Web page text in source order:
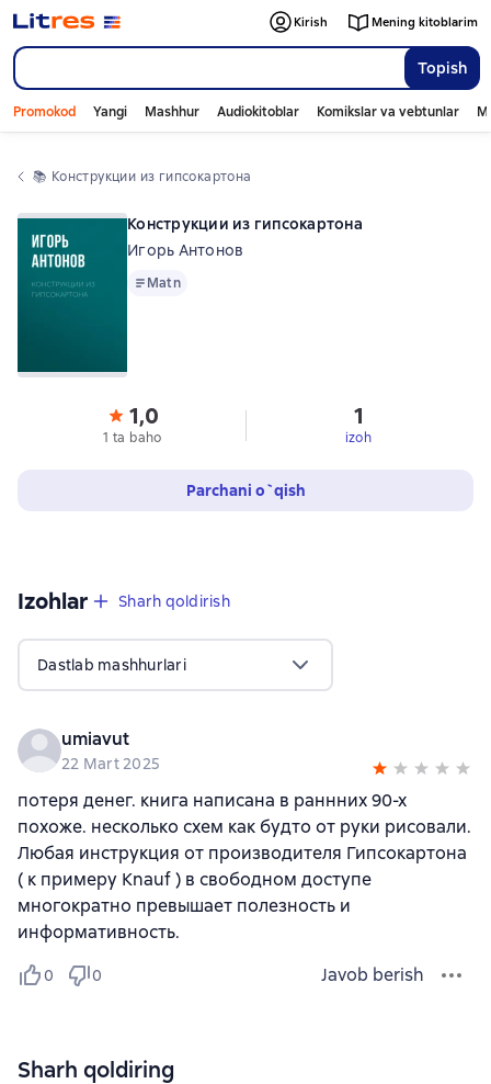
Topish
Kirish Mening kitoblarim
Promokod Yangi Mashhur Audiokitoblar Komikslar va vebtunlar
📚 Конструкции из гипсокартона
Izohlar 1 sharh
Sharh qoldirish
Dastlab mashhurlari
umiavut
22 Mart 2025
потеря денег. книга написана в раннних 90-х
похоже. несколько схем как будто от руки рисовали.
Любая инструкция от производителя Гипсокартона
( к примеру Knauf ) в свободном доступе
многократно превышает полезность и
информативность.
0 0 Javob berish
Sharh qoldiring
Конструкции из гипсокартона
Игорь Антонов
MatnMatn
1,0
1 ta baho
1
izoh
Parchani o`qish